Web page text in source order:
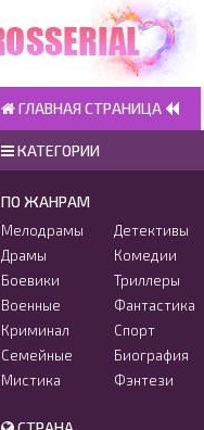
КАТЕГОРИИ
ПО ЖАНРАМ
Мелодрамы
Драмы
Боевики
Военные
Криминал
Семейные
Мистика
Детективы
Комедии
Триллеры
Фантастика
Спорт
Биография
Фэнтези
ГЛАВНАЯ СТРАНИЦА